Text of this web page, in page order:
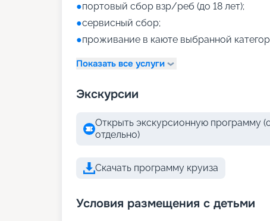
●портовый сбор взр/реб (до 18 лет);
●сервисный сбор;
●проживание в каюте выбранной
Показать все услуги
Экскурсии
Открыть экскурсионную программу
отдельно)
Скачать программу круиза
Условия размещения с детьми